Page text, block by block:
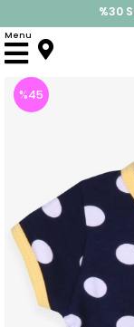
%30
Menu
Anasayfa
%45